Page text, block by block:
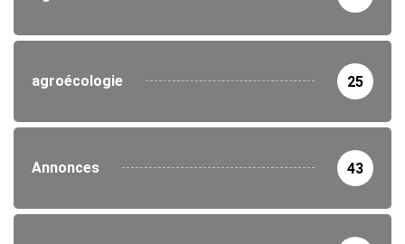
agroécologie 25
Annonces 43